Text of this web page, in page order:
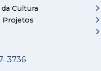
da Cultura
Projetos
3736